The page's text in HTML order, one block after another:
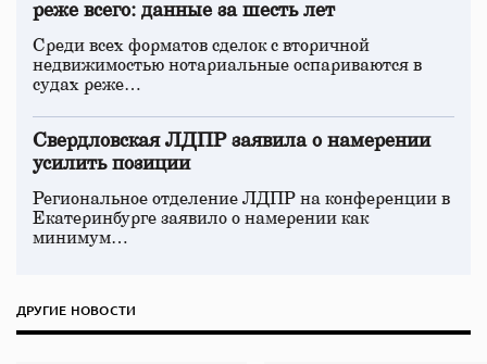
реже всего: данные за шесть лет
Среди всех форматов сделок с вторичной
недвижимостью нотариальные оспариваются в
судах реже…
Свердловская ЛДПР заявила о намерении
усилить позиции
Региональное отделение ЛДПР на конференции в
Екатеринбурге заявило о намерении как
минимум…
ДРУГИЕ НОВОСТИ